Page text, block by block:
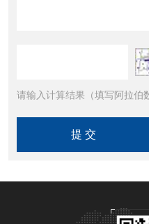
请输入计算结果（填写阿拉伯